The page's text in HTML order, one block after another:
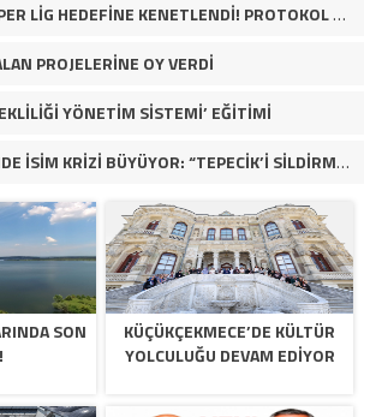
BÜYÜKÇEKMECE SÜPER LİG HEDEFİNE KENETLENDİ! PROTOKOL VE İŞ DÜNYASINDAN BASKETBOL TAKIMINA TAM DESTEK…
PROJELERİNE OY VERDİ
YÖNETİM SİSTEMİ’ EĞİTİMİ
TEPECİK DERNEĞİ’NDE İSİM KRİZİ BÜYÜYOR: “TEPECİK’İ SİLDİRMEYECEĞİZ”
SON
KÜÇÜKÇEKMECE’DE KÜLTÜR
YOLCULUĞU DEVAM EDİYOR